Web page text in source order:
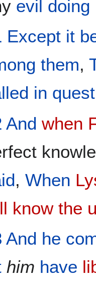
evil doing
Except it
them,
in
And when
,When
know the
And he
him have